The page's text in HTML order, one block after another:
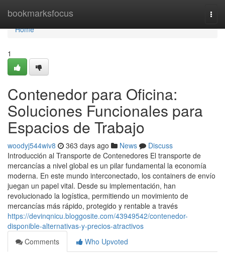
bookmarksfocus
Home
Home
1
Contenedor para Oficina:
Soluciones Funcionales para
Espacios de Trabajo
woodyj544wiv8 363 days ago News
Discuss
Introducción al Transporte de Contenedores El transporte de
mercancías a nivel global es un pilar fundamental la economía
moderna. En este mundo interconectado, los containers de envío
juegan un papel vital. Desde su implementación, han
revolucionado la logística, permitiendo un movimiento de
mercancías más rápido, protegido y rentable a través
https://devinqnicu.bloggosite.com/43949542/contenedor-
disponible-alternativas-y-precios-atractivos
Comments
Who Upvoted